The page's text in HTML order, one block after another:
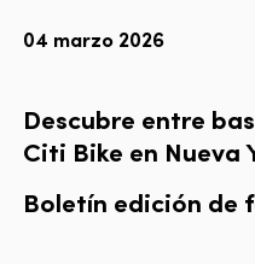
04 marzo 2026
Descubre entre
Citi Bike en Nueva
Boletín edición de